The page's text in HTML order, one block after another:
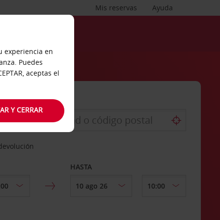
Ayuda
Mis reservas
HASTA
experiencia en
Puedes
aceptas el
Y CERRAR